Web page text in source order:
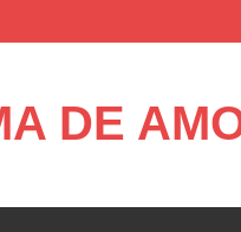
DE